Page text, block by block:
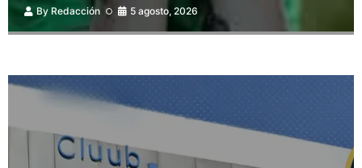
By Redacción 5 agosto, 2026